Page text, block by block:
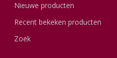
Nieuwe producten
Recent bekeken producten
Zoek